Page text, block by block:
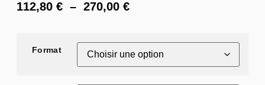
112,80 € – 270,00 €
Format